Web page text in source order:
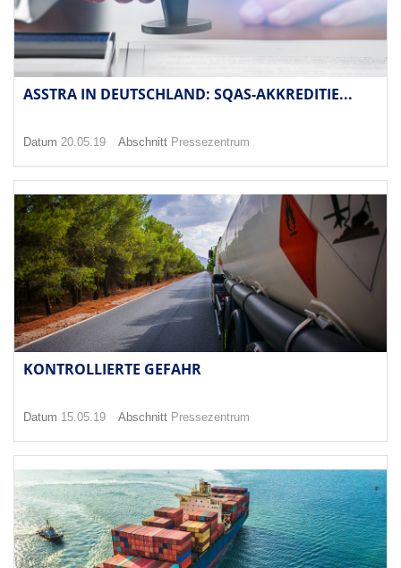
ASSTRA IN DEUTSCHLAND: SQAS-AKKREDITIE...
Datum 20.05.19 Abschnitt Pressezentrum
KONTROLLIERTE GEFAHR
Datum 15.05.19 Abschnitt Pressezentrum